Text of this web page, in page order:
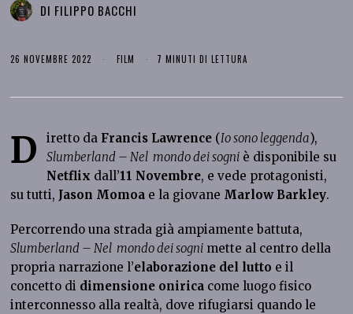
DI FILIPPO BACCHI
26 NOVEMBRE 2022 FILM 7 MINUTI DI LETTURA
D iretto da Francis Lawrence (Io sono leggenda),
Slumberland – Nel mondo dei sogni è disponibile su
Netflix dall’11 Novembre, e vede protagonisti,
su tutti, Jason Momoa e la giovane Marlow Barkley.
Percorrendo una strada già ampiamente battuta,
Slumberland – Nel mondo dei sogni mette al centro della
propria narrazione l’elaborazione del lutto e il
concetto di dimensione onirica come luogo fisico
interconnesso alla realtà, dove rifugiarsi quando le